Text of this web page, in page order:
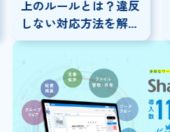
上のルールとは？違反
しない対応方法を解
説！